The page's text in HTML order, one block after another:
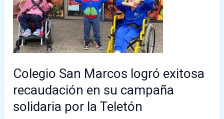
Corrida
Familiar
del
Colegio
Marcos
Colegio San Marcos logró exitosa
recaudación en su campaña
solidaria por la Teletón